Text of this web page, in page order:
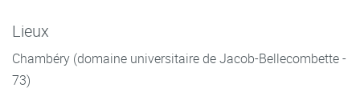
Lieux
Chambéry (domaine universitaire de Jacob-Bellecombette -
73)